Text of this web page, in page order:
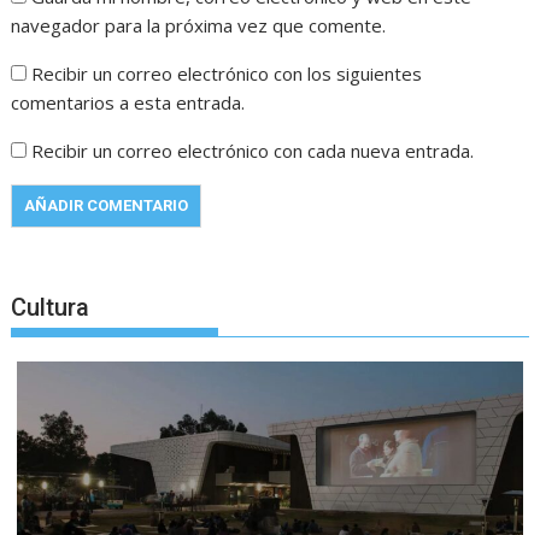
navegador para la próxima vez que comente.
Recibir un correo electrónico con los siguientes
comentarios a esta entrada.
Recibir un correo electrónico con cada nueva entrada.
Cultura